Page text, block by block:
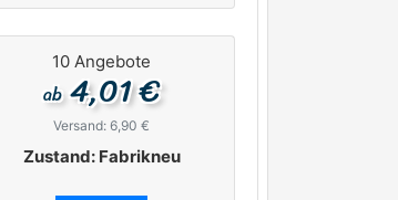
10 Angebote
ab4,01 €
Versand: 6,90 €
Zustand: Fabrikneu